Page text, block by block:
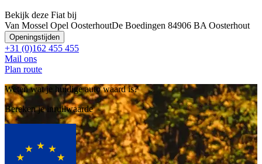
Bekijk deze Fiat bij
Van Mossel Opel OosterhoutDe Boedingen 84906 BA Oosterhout
Openingstijden
+31 (0)162 455 455
Mail ons
Plan route
Weten wat je huidige auto waard is?
Bereken je inruilwaarde